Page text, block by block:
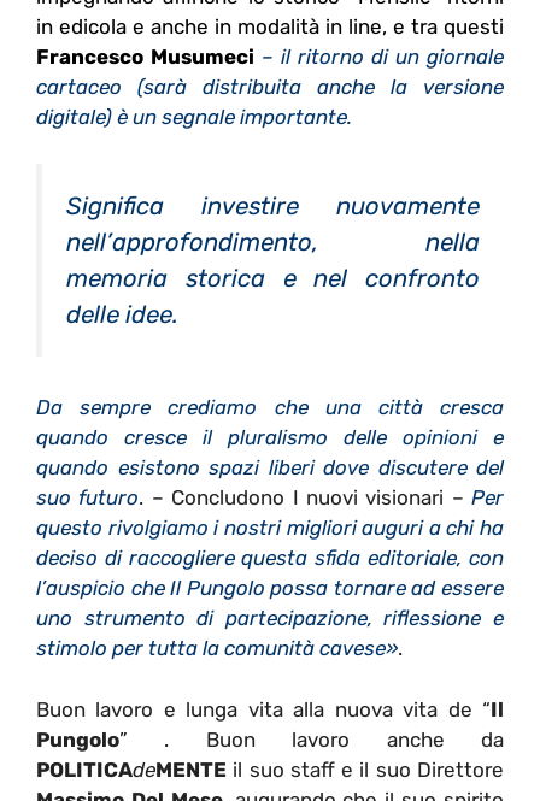
in edicola e anche in modalità in line, e tra questi
Francesco Musumeci – il ritorno di un giornale
cartaceo (sarà distribuita anche la versione
digitale) è un segnale importante.
Significa investire nuovamente
nell’approfondimento, nella
memoria storica e nel confronto
delle idee.
Da sempre crediamo che una città cresca
quando cresce il pluralismo delle opinioni e
quando esistono spazi liberi dove discutere del
suo futuro. – Concludono I nuovi visionari – Per
questo rivolgiamo i nostri migliori auguri a chi ha
deciso di raccogliere questa sfida editoriale, con
l’auspicio che Il Pungolo possa tornare ad essere
uno strumento di partecipazione, riflessione e
stimolo per tutta la comunità cavese».
Buon lavoro e lunga vita alla nuova vita de “Il
Pungolo” . Buon lavoro anche da
POLITICAdeMENTE il suo staff e il suo Direttore